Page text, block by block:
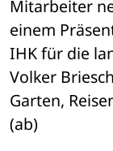
Mitarbeiter
einem
IHK für die
Volker
Garten,
(ab)